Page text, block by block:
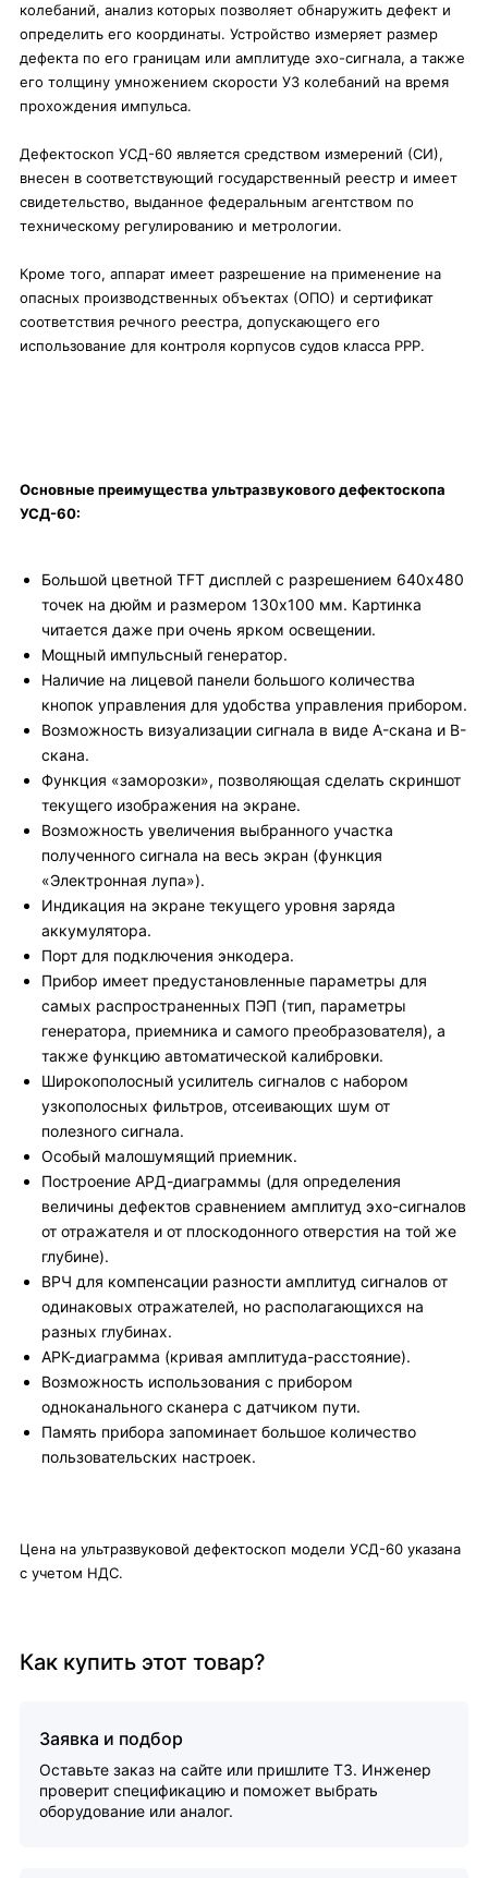
колебаний, анализ которых позволяет обнаружить дефект и
определить его координаты. Устройство измеряет размер
дефекта по его границам или амплитуде эхо-сигнала, а также
его толщину умножением скорости УЗ колебаний на время
прохождения импульса.
Дефектоскоп УСД-60 является средством измерений (СИ),
внесен в соответствующий государственный реестр и имеет
свидетельство, выданное федеральным агентством по
техническому регулированию и метрологии.
Кроме того, аппарат имеет разрешение на применение на
опасных производственных объектах (ОПО) и сертификат
соответствия речного реестра, допускающего его
использование для контроля корпусов судов класса РРР.
Основные преимущества ультразвукового дефектоскопа
УСД-60:
Большой цветной TFT дисплей с разрешением 640x480
точек на дюйм и размером 130x100 мм. Картинка
читается даже при очень ярком освещении.
Мощный импульсный генератор.
Наличие на лицевой панели большого количества
кнопок управления для удобства управления прибором.
Возможность визуализации сигнала в виде A-скана и B-
скана.
Функция «заморозки», позволяющая сделать скриншот
текущего изображения на экране.
Возможность увеличения выбранного участка
полученного сигнала на весь экран (функция
«Электронная лупа»).
Индикация на экране текущего уровня заряда
аккумулятора.
Порт для подключения энкодера.
Прибор имеет предустановленные параметры для
самых распространенных ПЭП (тип, параметры
генератора, приемника и самого преобразователя), а
также функцию автоматической калибровки.
Широкополосный усилитель сигналов с набором
узкополосных фильтров, отсеивающих шум от
полезного сигнала.
Особый малошумящий приемник.
Построение АРД-диаграммы (для определения
величины дефектов сравнением амплитуд эхо-сигналов
от отражателя и от плоскодонного отверстия на той же
глубине).
ВРЧ для компенсации разности амплитуд сигналов от
одинаковых отражателей, но располагающихся на
разных глубинах.
АРК-диаграмма (кривая амплитуда-расстояние).
Возможность использования с прибором
одноканального сканера с датчиком пути.
Память прибора запоминает большое количество
пользовательских настроек.
Цена на ультразвуковой дефектоскоп модели УСД-60 указана
с учетом НДС.
Как купить этот товар?
Заявка и подбор
Оставьте заказ на сайте или пришлите ТЗ. Инженер
проверит спецификацию и поможет выбрать
оборудование или аналог.